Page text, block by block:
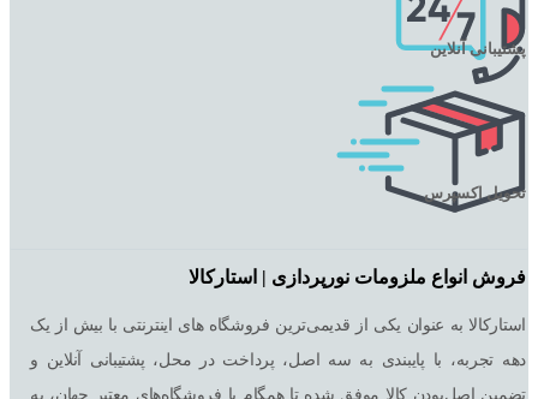
پشتیبانی آنلاین
تحویل اکسپرس
فروش انواع ملزومات نورپردازی | استارکالا
استارکالا به عنوان یکی از قدیمی‌ترین فروشگاه های اینترنتی با بیش از یک
دهه تجربه، با پایبندی به سه اصل، پرداخت در محل، پشتیبانی آنلاین و
تضمین اصل‌بودن کالا موفق شده تا همگام با فروشگاه‌های معتبر جهان، به